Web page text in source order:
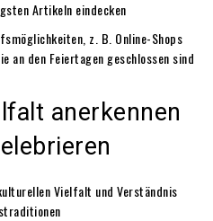
Artikeln eindecken
z. B. Online-Shops
an den Feiertagen geschlossen sind
anerkennen
Vielfalt und Verständnis